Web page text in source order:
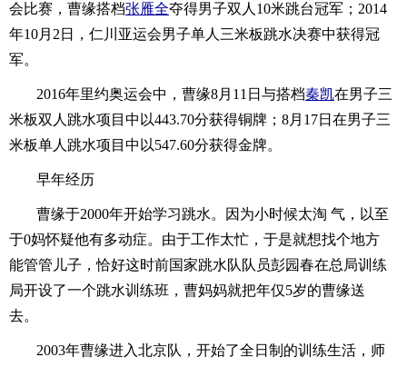
会比赛，曹缘搭档张雁全夺得男子双人10米跳台冠军；2014
年10月2日，仁川亚运会男子单人三米板跳水决赛中获得冠
军。
2016年里约奥运会中，曹缘8月11日与搭档秦凯在男子三
米板双人跳水项目中以443.70分获得铜牌；8月17日在男子三
米板单人跳水项目中以547.60分获得金牌。
早年经历
曹缘于2000年开始学习跳水。因为小时候太淘 气，以至
于0妈怀疑他有多动症。由于工作太忙，于是就想找个地方
能管管儿子，恰好这时前国家跳水队队员彭园春在总局训练
局开设了一个跳水训练班，曹妈妈就把年仅5岁的曹缘送
去。
2003年曹缘进入北京队，开始了全日制的训练生活，师